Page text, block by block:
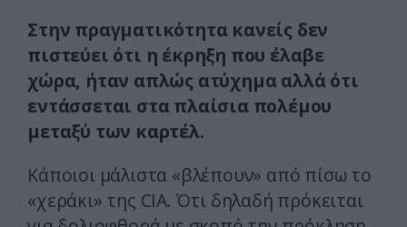
Στην πραγματικότητα κανείς δεν
πιστεύει ότι η έκρηξη που έλαβε
χώρα, ήταν απλώς ατύχημα αλλά ότι
εντάσσεται στα πλαίσια πολέμου
μεταξύ των καρτέλ.
Κάποιοι μάλιστα «βλέπουν» από πίσω το
«χεράκι» της CIA. Ότι δηλαδή πρόκειται